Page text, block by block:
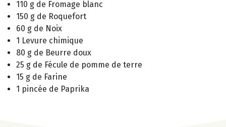
110 g de Fromage blanc
150 g de Roquefort
60 g de Noix
1 Levure chimique
80 g de Beurre doux
25 g de Fécule de pomme de terre
15 g de Farine
1 pincée de Paprika